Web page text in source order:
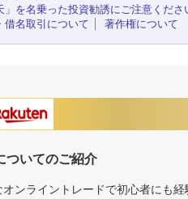
」を名乗った投資勧誘にご注意くださ
借名取引について
著作権について
ついてのご紹介
ンライントレードで初心者にも